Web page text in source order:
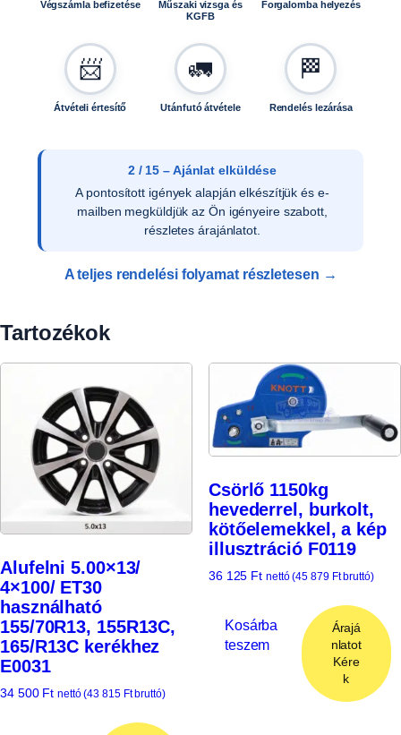
Végszámla befizetése
Műszaki vizsga és
KGFB
Forgalomba helyezés
📨
Átvételi értesítő
🚛
Utánfutó átvétele
🏁
Rendelés lezárása
3 / 15 – Ajánlat elfogadása
Az ajánlat írásos elfogadását követően ellenőrizzük
a vevői adatokat, és rendelését rögzítjük
rendszerünkben.
A teljes rendelési folyamat részletesen →
Tartozékok
Alufelni 5.00×13/
4×100/ ET30
használható
155/70R13, 155R13C,
165/R13C kerékhez
E0031
34 500 Ft nettó (43 815 Ftbruttó)
Csörlő 1150kg
hevederrel, burkolt,
kötőelemekkel, a kép
illusztráció F0119
36 125 Ft nettó (45 879 Ftbruttó)
Kosárba
teszem
Árajá
nlatot
Kére
k